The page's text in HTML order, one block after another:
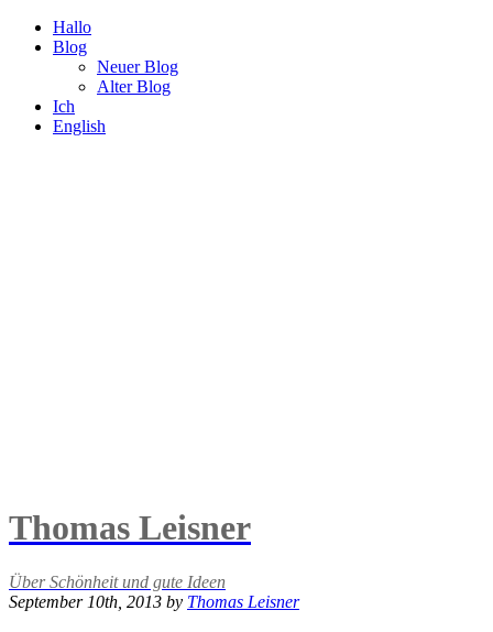
Hallo
Blog
Neuer Blog
Alter Blog
Ich
English
Thomas Leisner
Über Schönheit und gute Ideen
September 10th, 2013 by Thomas Leisner